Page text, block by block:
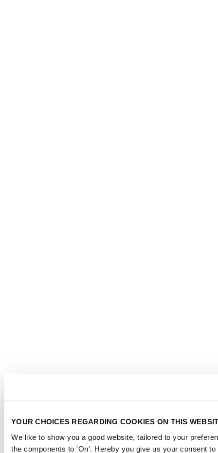
YOUR CHOICES REGARDING COOKIES ON THIS
We like to show you a good website, tailored to your
the components to 'On'. Hereby you give us your consent